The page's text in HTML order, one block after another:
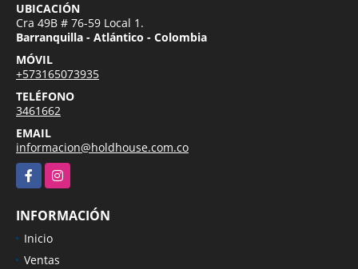
UBICACIÓN
Cra 49B # 76-59 Local 1.
Barranquilla - Atlántico - Colombia
MÓVIL
+573165073935
TELÉFONO
3461662
EMAIL
informacion@holdhouse.com.co
FacebookInstagram
INFORMACIÓN
Inicio
Ventas